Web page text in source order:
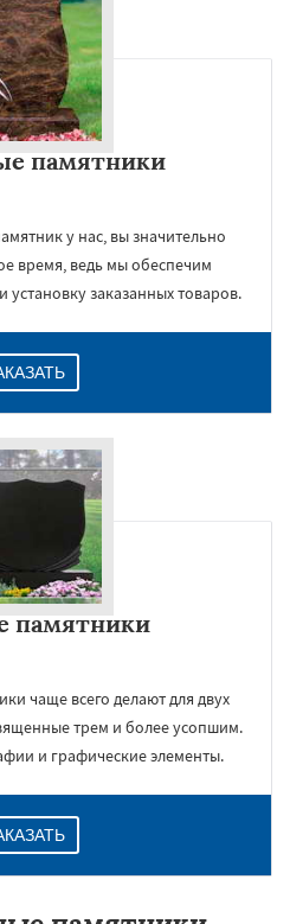
памятники
у нас, вы значительно
время, ведь мы обеспечим
установку заказанных товаров.
памятники
чаще всего делают для двух
трем и более усопшим.
и графические элементы.